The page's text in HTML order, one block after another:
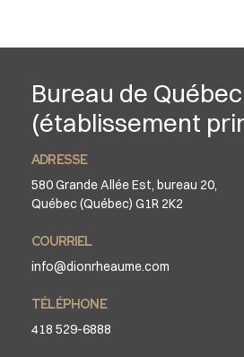
Bureau de Québec
(établissement
ADRESSE
580 Grande Allée Est, bureau 20,
Québec (Québec) G1R 2K2
COURRIEL
info@dionrheaume.com
TÉLÉPHONE
418 529-6888